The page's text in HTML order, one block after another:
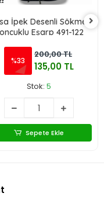
İpek Desenli Sökme
Eşarp 491-122
%33
200,00 TL
135,00 TL
Stok: 5
Sepete Ekle